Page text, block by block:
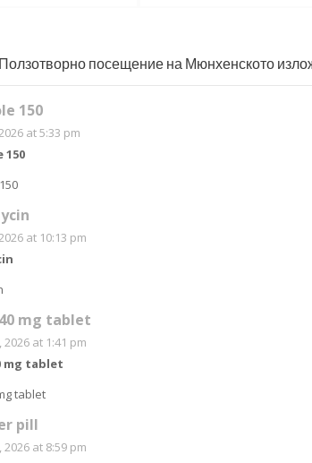
посещение на Мюнхенското
150
at 5:33 pm
150
at 10:13 pm
mg tablet
2026 at 1:41 pm
mg tablet
tablet
pill
2026 at 8:59 pm